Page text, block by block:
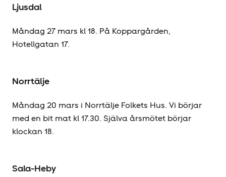
Ljusdal
Måndag 27 mars kl 18. På Koppargården,
Hotellgatan 17.
Norrtälje
Måndag 20 mars i Norrtälje Folkets Hus. Vi börjar
med en bit mat kl 17.30. Själva årsmötet börjar
klockan 18.
Sala-Heby